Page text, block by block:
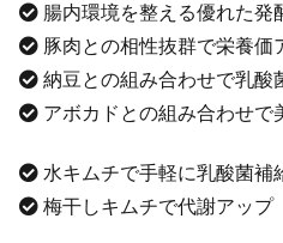
腸内環境を整える優れた発
豚肉との相性抜群で栄養価
納豆との組み合わせで乳酸
アボカドとの組み合わせで
水キムチで手軽に乳酸菌補
梅干しキムチで代謝アップ